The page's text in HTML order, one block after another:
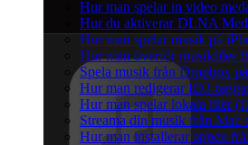
Hur man spelar in video
Hur du aktiverar DLNA
Hur man spelar musik på
Hur man överför musikfiler
Spela musik från Dropbox
Hur man redigerar ID3-
Hur man spelar lokala filer
Streama din musik från
Hur man installerar appen